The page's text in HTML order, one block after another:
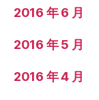
2016 年 6 月
2016 年 5 月
2016 年 4 月